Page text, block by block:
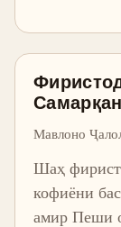
Мавлоно
Шаҳ
кофиёни
амир Пеши